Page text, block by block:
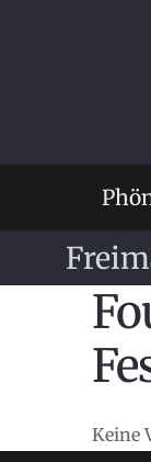
Keine